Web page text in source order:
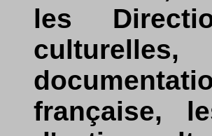
les
française,